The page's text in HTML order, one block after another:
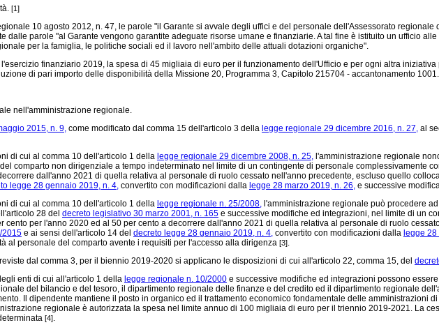
[1]
10 agosto 2012, n. 47, le parole "il Garante si avvale degli uffici e del personale dell'Assessorato
dalle parole "al Garante vengono garantite adeguate risorse umane e finanziarie. A tal fine è istituito un ufficio
per la famiglia, le politiche sociali ed il lavoro nell'ambito delle attuali dotazioni organiche".
finanziario 2019, la spesa di 45 migliaia di euro per il funzionamento dell'Ufficio e per ogni altra
di pari importo delle disponibilità della Missione 20, Programma 3, Capitolo 215704 - accantonamento 1001.
nell'amministrazione regionale.
2015, n. 9, come modificato dal comma 15 dell'articolo 3 della legge regionale 29 dicembre 2016, n. 27, al
di cui al comma 10 dell'articolo 1 della legge regionale 29 dicembre 2008, n. 25, l'amministrazione regionale
comparto non dirigenziale a tempo indeterminato nel limite di un contingente di personale complessivamente
dall'anno 2021 di quella relativa al personale di ruolo cessato nell'anno precedente, escluso quello
legge 28 gennaio 2019, n. 4, convertito con modificazioni dalla legge 28 marzo 2019, n. 26, e successive
di cui al comma 10 dell'articolo 1 della legge regionale n. 25/2008, l'amministrazione regionale può procedere
28 del decreto legislativo 30 marzo 2001, n. 165 e successive modifiche ed integrazioni, nel limite di un
cento per l'anno 2020 ed al 50 per cento a decorrere dall'anno 2021 di quella relativa al personale di ruolo
2015 e ai sensi dell'articolo 14 del decreto legge 28 gennaio 2019, n. 4, convertito con modificazioni dalla legge
al personale del comparto avente i requisiti per l'accesso alla dirigenza [3].
dal comma 3, per il biennio 2019-2020 si applicano le disposizioni di cui all'articolo 22, comma 15, del
enti di cui all'articolo 1 della legge regionale n. 10/2000 e successive modifiche ed integrazioni possono
del bilancio e del tesoro, il dipartimento regionale delle finanze e del credito ed il dipartimento regionale
Il dipendente mantiene il posto in organico ed il trattamento economico fondamentale delle amministrazioni
regionale è autorizzata la spesa nel limite annuo di 100 migliaia di euro per il triennio 2019-2021. La
[4].